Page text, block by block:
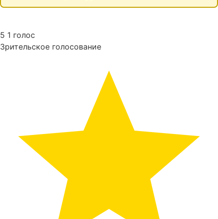
5 1 голос
Зрительское голосование